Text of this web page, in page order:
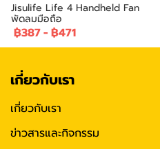
Jisulife Life 4 Handheld Fan
พัดลมมือถือ
฿387- ฿471
เกี่ยวกับเรา
เกี่ยวกับเรา
ข่าวสารและกิจกรรม